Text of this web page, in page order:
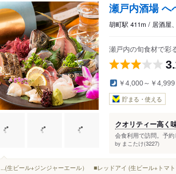
瀬戸内酒場 へ
胡町駅 411m / 居酒屋
瀬戸内の旬食材で彩
￥4,000～￥4,999
貯まる・使える
クオリティー高く
会食利用で訪問。予
by まこたけ(3227)
...(生ビール+ジンジャーエール） ■レッドアイ (生ビール+ト